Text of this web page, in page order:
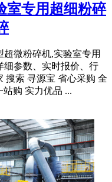
室专用超细粉碎
超微粉碎机,实验室专用
细参数、实时报价、行
搜索 寻源宝 省心采购 全
购 实力优品 ...